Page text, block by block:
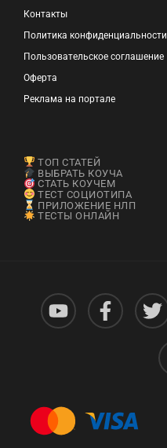
Контакты
Политика конфиденциальности
Пользовательское соглашение
Оферта
Реклама на портале
ТОП СТАТЕЙ
ВЫБРАТЬ КОУЧА
СТАТЬ КОУЧЕМ
ТЕСТ СОЦИОТИПА
ПРИЛОЖЕНИЕ НЛП
ТЕСТЫ ОНЛАЙН